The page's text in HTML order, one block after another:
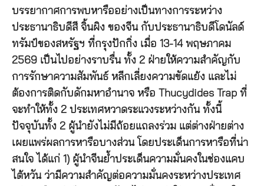
บรรยากาศการพบหารืออย่างเป็นทางการระหว่าง
ประธานาธิบดีสี จิ้นผิง ของจีน กับประธานาธิบดีโดนัลด์
ทรัมป์ของสหรัฐฯ ที่กรุงปักกิ่ง เมื่อ 13-14 พฤษภาคม
2569 เป็นไปอย่างราบรื่น ทั้ง 2 ฝ่ายให้ความสำคัญกับ
การรักษาความสัมพันธ์ หลีกเลี่ยงความขัดแย้ง และไม่
ต้องการติดกับดักมหาอำนาจ หรือ Thucydides Trap ที่
จะทำให้ทั้ง 2 ประเทศหวาดระแวงระหว่างกัน ทั้งนี้
ปัจจุบันทั้ง 2 ผู้นำยังไม่มีถ้อยแถลงร่วม แต่ต่างฝ่ายต่าง
เผยแพร่ผลการหารือบางส่วน โดยประเด็นการหารือที่น่า
สนใจ ได้แก่ 1) ผู้นำจีนย้ำประเด็นความมั่นคงในช่องแคบ
ไต้หวัน ว่ามีความสำคัญต่อความมั่นคงระหว่างประเทศ